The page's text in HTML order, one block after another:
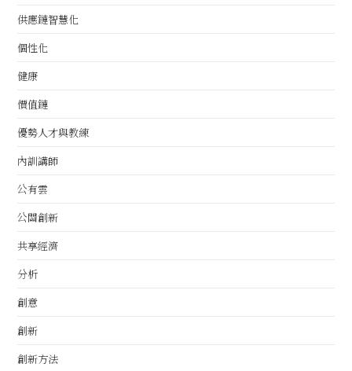
供應鏈智慧化
個性化
健康
價值鏈
優勢人才與教練
內訓講師
公有雲
公關創新
共享經濟
分析
創意
創新
創新方法